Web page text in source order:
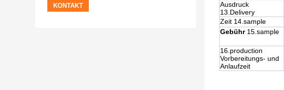
Ausdruck
13.Delivery
Zeit 14.sample
Gebühr15.sample
16.production
Vorbereitungs- und
Anlaufzeit